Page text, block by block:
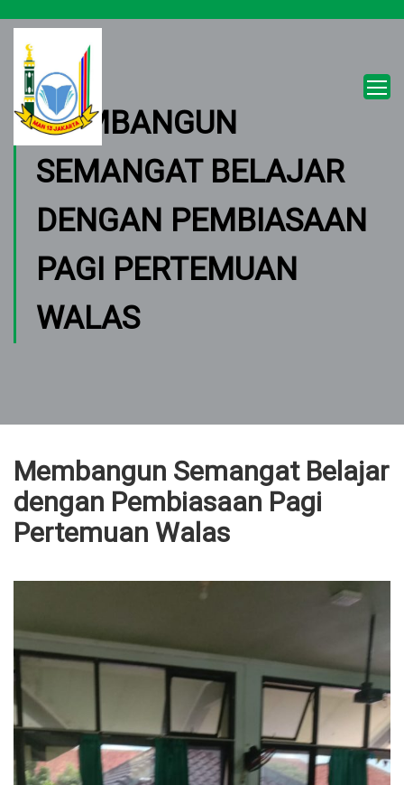
MEMBANGUN
SEMANGAT BELAJAR
DENGAN PEMBIASAAN
PAGI PERTEMUAN
WALAS
Membangun Semangat Belajar
dengan Pembiasaan Pagi
Pertemuan Walas